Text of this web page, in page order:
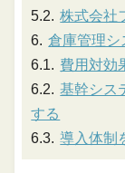
株式会社
倉庫管理シ
費用対効
基幹シス
する
導入体制